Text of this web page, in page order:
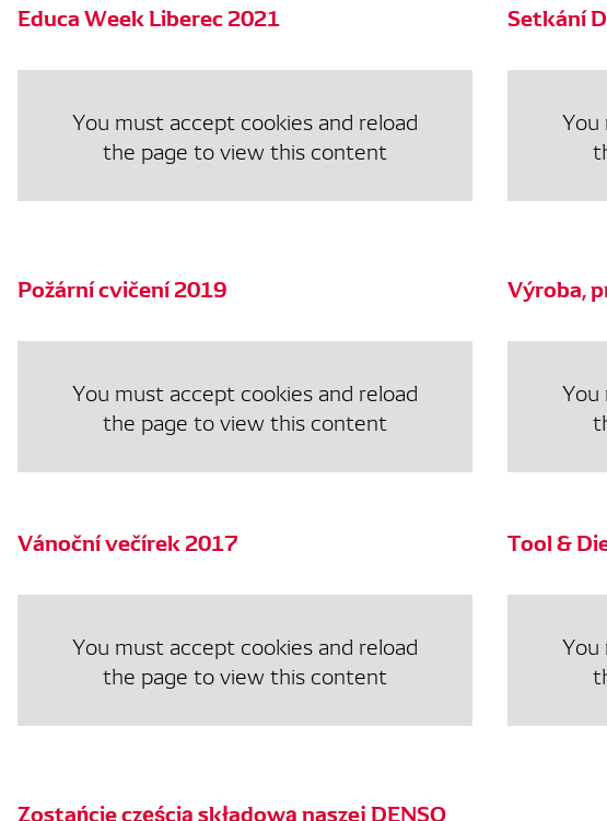
Educa Week Liberec 2021
You must accept cookies and reload
the page to view this content
Setkání
You
Požární cvičení 2019
You must accept cookies and reload
the page to view this content
Výroba,
You
Vánoční večírek 2017
You must accept cookies and reload
the page to view this content
Tool &
You
Zostańcie częścią składową naszej DENSO